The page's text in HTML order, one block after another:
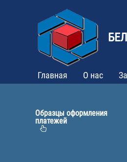
основному
содержанию
Главная О нас
Образцы оформления
платежей